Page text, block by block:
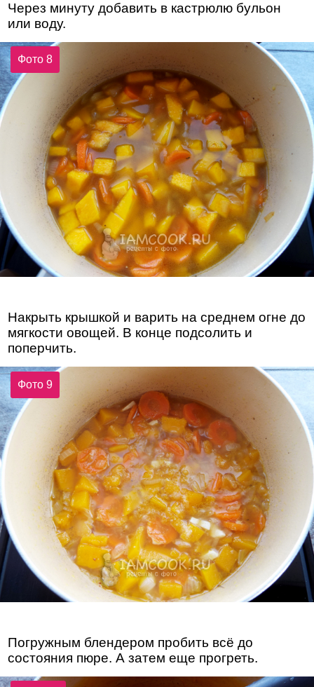
Через минуту добавить в кастрюлю бульон
или воду.
Фото 8
Накрыть крышкой и варить на среднем огне до
мягкости овощей. В конце подсолить и
поперчить.
Фото 9
Погружным блендером пробить всё до
состояния пюре. А затем еще прогреть.